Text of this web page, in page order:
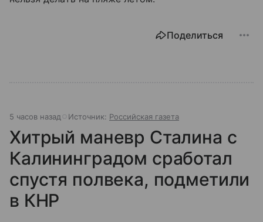
Поделиться
5 часов назад Источник: Российская газета
Хитрый маневр Сталина с
Калининградом сработал
спустя полвека, подметили
в КНР